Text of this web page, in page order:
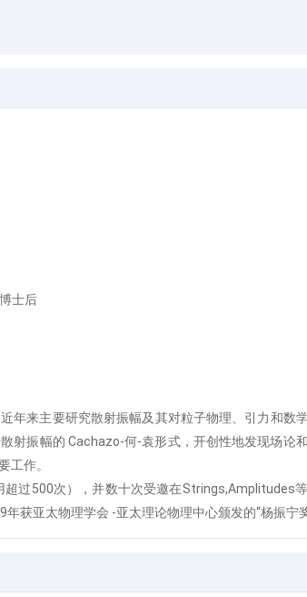
士后
年来主要研究散射振幅及其对粒子物理、引力和数
射振幅的 Cachazo-何-袁形式，开创性地发现场论
工作。
过500次），并数十次受邀在Strings,Amplitudes
获亚太物理学会 -亚太理论物理中心颁发的“杨振宁